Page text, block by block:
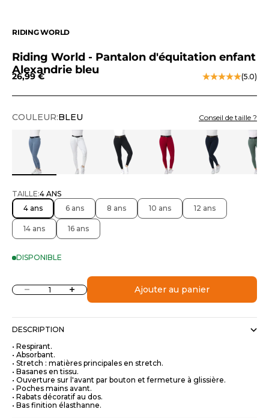
RIDING WORLD
Riding World - Pantalon d'équitation enfant
Alexandrie bleu
Prix de vente
26,99 € (5.0)
COULEUR:BLEU Conseil de taille ?
TAILLE:4 ANS
4 ans
6 ans 8 ans 10 ans 12 ans
14 ans 16 ans
DISPONIBLE
Diminuer la quantitéAugmenter la quantitéAjouter au panier
DESCRIPTION
• Respirant.
• Absorbant.
• Stretch : matières principales en stretch.
• Basanes en tissu.
• Ouverture sur l'avant par bouton et fermeture à glissière.
• Poches mains avant.
• Rabats décoratif au dos.
• Bas finition élasthanne.